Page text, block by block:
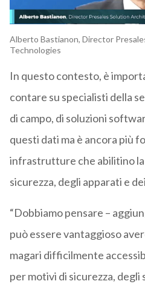
Alberto Bastianon, Director
Technologies
In questo contesto, è
contare su specialisti della
di campo, di soluzioni
questi dati ma è ancora più
infrastrutture che abilitino la
sicurezza, degli apparati e
“Dobbiamo pensare –
può essere vantaggioso
magari difficilmente
per motivi di sicurezza,